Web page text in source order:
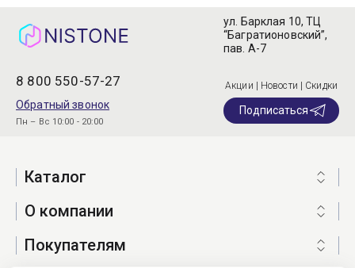
8 800 550-57-27
Обратный звонок
Пн – Вс 10:00 - 20:00
ул. Барклая 10, ТЦ
“Багратионовский”,
пав. А-7
Акции | Новости | Скидки
Подписаться
Каталог
О компании
Покупателям